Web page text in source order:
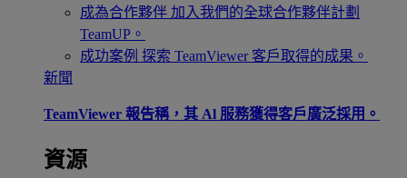
成為合作夥伴 加入我們的全球合作夥伴計劃
TeamUP。
成功案例 探索 TeamViewer 客戶取得的成果。
新聞
TeamViewer 報告稱，其 Al 服務獲得客戶廣泛採用。
資源